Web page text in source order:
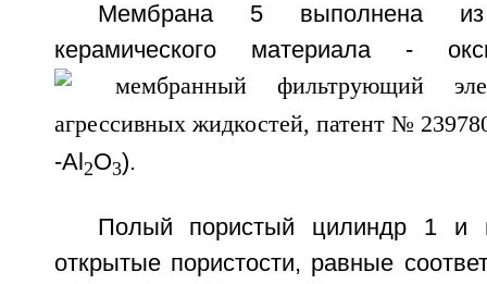
Мембрана 5 выполнена из
керамического материала -
-Al 2O3).
Полый пористый цилиндр 1 и
открытые пористости, равные